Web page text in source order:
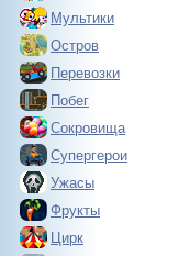
Мультики
Остров
Перевозки
Побег
Сокровища
Супергерои
Ужасы
Фрукты
Цирк